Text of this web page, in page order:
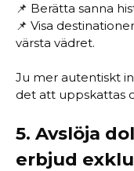
📌 Berätta sanna
📌 Visa
värsta vädret.
Ju mer autentiskt
det att uppskattas
5. Avslöja
erbjud